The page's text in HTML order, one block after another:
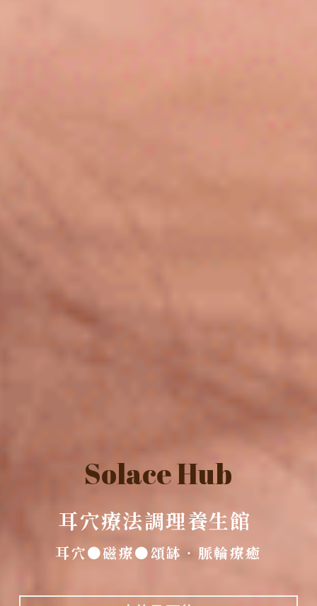
Solace Hub
耳穴療法調理養生館
耳穴●磁療●頌缽‧脈輪療癒